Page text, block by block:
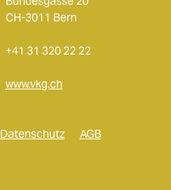
CH-3011 Bern
+41 31 320 22 22
www.vkg.ch
Datenschutz AGB